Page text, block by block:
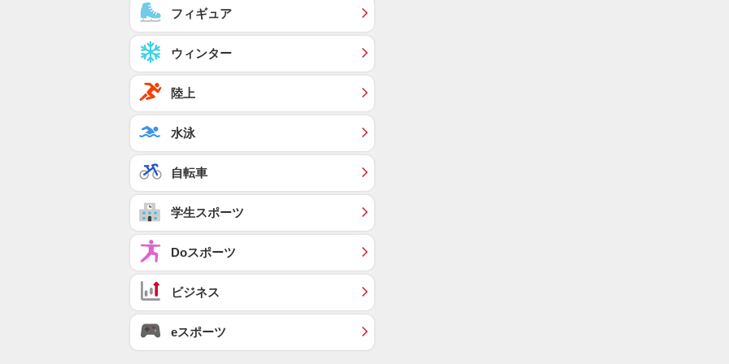
フィギュア
ウィンター
陸上
水泳
自転車
学生スポーツ
Doスポーツ
ビジネス
eスポーツ